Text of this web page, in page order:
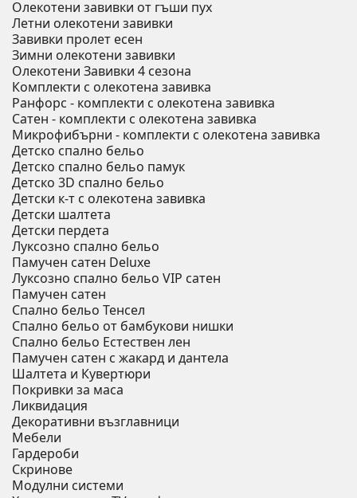
Олекотени завивки от гъши пух
Летни олекотени завивки
Завивки пролет есен
Зимни олекотени завивки
Олекотени Завивки 4 сезона
Комплекти с олекотена завивка
Ранфорс - комплекти с олекотена завивка
Сатен - комплекти с олекотена завивка
Микрофибърни - комплекти с олекотена завивка
Детско спално бельо
Детско спално бельо памук
Детско 3D спално бельо
Детски к-т с олекотена завивка
Детски шалтета
Детски пердета
Луксозно спално бельо
Памучен сатен Deluxe
Луксозно спално бельо VIP сатен
Памучен сатен
Спално бельо Тенсел
Спално бельо от бамбукови нишки
Спално бельо Естествен лен
Памучен сатен с жакард и дантела
Шалтета и Кувертюри
Покривки за маса
Ликвидация
Декоративни възглавници
Мебели
Гардероби
Скринове
Модулни системи